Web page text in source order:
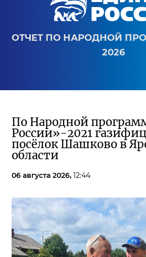
ОТЧЕТ ПО НАРОДНОЙ
2026
По Народной
России»-2021
посёлок Шашково в
области
06 августа 2026, 12:44